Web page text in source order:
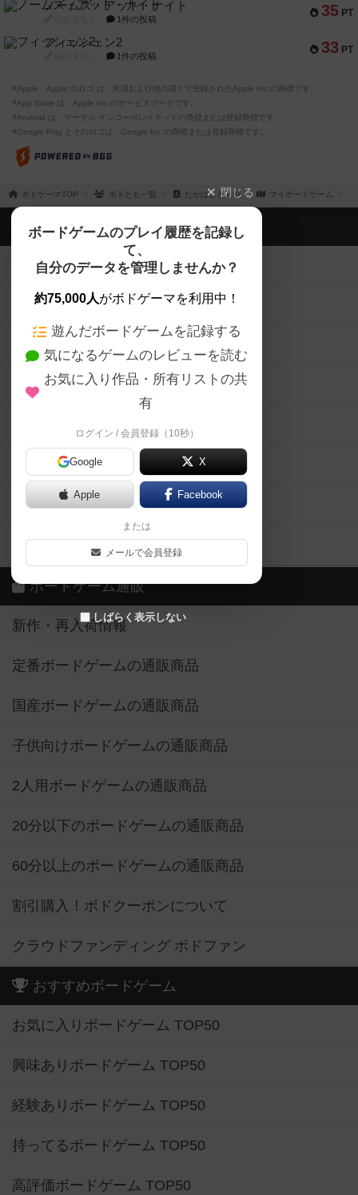
35 PT
ノームズ・アット・ナイト
1件の投稿
33 PT
フィッシェン2
1件の投稿
※Apple、Apple のロゴ は、米国および他の国々で登録されたApple Inc.の商標です。
※App Store は、Apple Inc.のサービスマークです。
※Android は、グーグル インコーポレイテッドの商標または登録商標です。
※Google Play とそのロゴは、Google Inc.の商標または登録商標です。
ボドゲーマTOP ボドとも一覧 たかはしともや マイボードゲーム
閉じる
ボードゲームのプレイ履歴を記録し
て、
自分のデータを管理しませんか？
約75,000人がボドゲーマを利用中！
遊んだボードゲームを記録する
気になるゲームのレビューを読む
お気に入り作品・所有リストの共
有
ログイン / 会員登録（10秒）
Google X
Apple Facebook
または
メールで会員登録
しばらく表示しない
ボドゲーマTOP
ボードゲームを検索する
ボードゲームの新着レビュー
ボードゲーム会情報
メカニクス特集
掲示板・トピックス
ボドとも・会員一覧
ボードゲーム業界コラム
ボドゲーマご利用案内
ボードゲーム通販
新作・再入荷情報
定番ボードゲームの通販商品
国産ボードゲームの通販商品
子供向けボードゲームの通販商品
2人用ボードゲームの通販商品
20分以下のボードゲームの通販商品
60分以上のボードゲームの通販商品
割引購入！ボドクーポンについて
クラウドファンディング ボドファン
おすすめボードゲーム
お気に入りボードゲーム TOP50
興味ありボードゲーム TOP50
経験ありボードゲーム TOP50
持ってるボードゲーム TOP50
高評価ボードゲーム TOP50